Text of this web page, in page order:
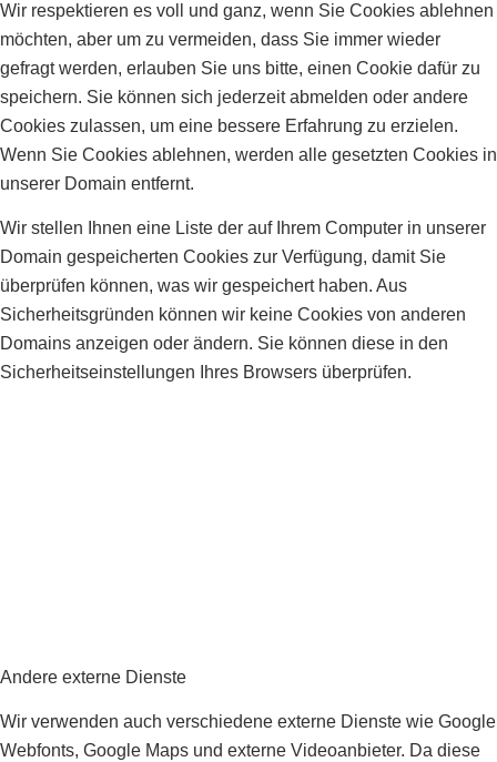
Wir respektieren es voll und ganz, wenn Sie Cookies ablehnen
möchten, aber um zu vermeiden, dass Sie immer wieder
gefragt werden, erlauben Sie uns bitte, einen Cookie dafür zu
speichern. Sie können sich jederzeit abmelden oder andere
Cookies zulassen, um eine bessere Erfahrung zu erzielen.
Wenn Sie Cookies ablehnen, werden alle gesetzten Cookies in
unserer Domain entfernt.
Wir stellen Ihnen eine Liste der auf Ihrem Computer in unserer
Domain gespeicherten Cookies zur Verfügung, damit Sie
überprüfen können, was wir gespeichert haben. Aus
Sicherheitsgründen können wir keine Cookies von anderen
Domains anzeigen oder ändern. Sie können diese in den
Sicherheitseinstellungen Ihres Browsers überprüfen.
Andere externe Dienste
Wir verwenden auch verschiedene externe Dienste wie Google
Webfonts, Google Maps und externe Videoanbieter. Da diese